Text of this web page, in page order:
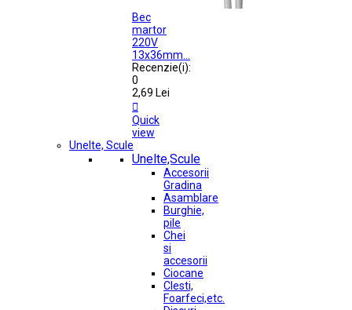
Bec
martor
220V
13x36mm...
Recenzie(i):
0
2,69 Lei

Quick
view
Unelte, Scule
Unelte,Scule
Accesorii
Gradina
Asamblare
Burghie,
pile
Chei
si
accesorii
Ciocane
Clesti,
Foarfeci,etc.